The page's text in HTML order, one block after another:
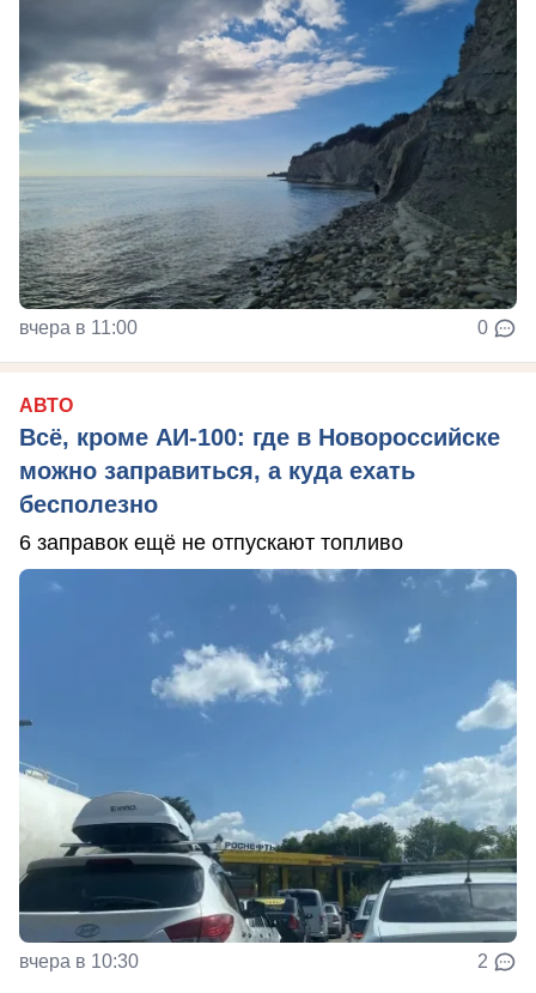
вчера в 11:00 0
АВТО
Всё, кроме АИ-100: где в Новороссийске
можно заправиться, а куда ехать
бесполезно
6 заправок ещё не отпускают топливо
вчера в 10:30 2